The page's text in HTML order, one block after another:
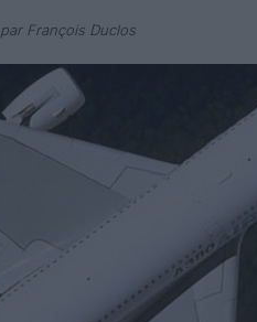
par François Duclos